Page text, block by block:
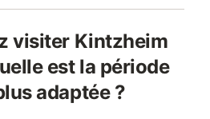
visiter Kintzheim
est la période
adaptée ?